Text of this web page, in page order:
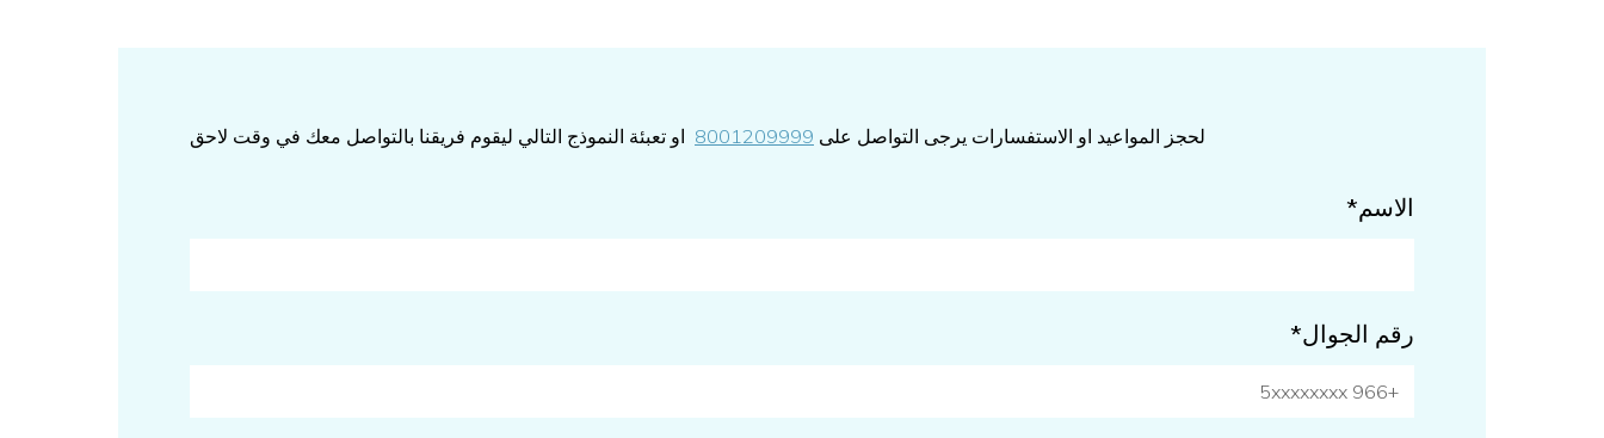
لحجز المواعيد او الاستفسارات يرجى التواصل على 8001209999 او تعبئة النموذج التالي ليقوم فريقنا بالتواصل معك في وقت لاحق
الاسم*
رقم الجوال*